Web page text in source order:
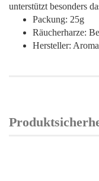
unterstützt besonders
Packung: 25g
Räucherharze:
Hersteller: